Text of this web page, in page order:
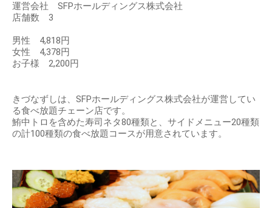
運営会社 SFPホールディングス株式会社
店舗数 3
男性 4,818円
女性 4,378円
お子様 2,200円
きづなずしは、SFPホールディングス株式会社が運営してい
る食べ放題チェーン店です。
鮪中トロを含めた寿司ネタ80種類と、サイドメニュー20種類
の計100種類の食べ放題コースが用意されています。